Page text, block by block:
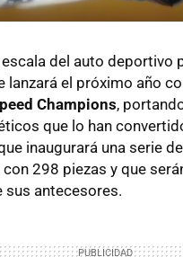
del auto deportivo
lanzará el próximo año
Champions,
que lo han
inaugurará una serie
298 piezas y que
sus antecesores.